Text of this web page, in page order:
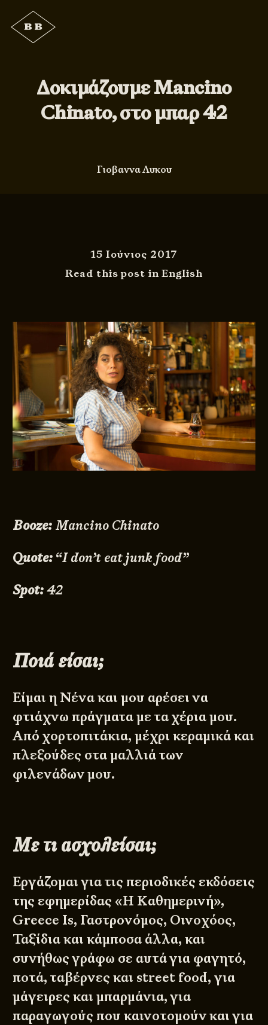
Δοκιμάζουμε Mancino
Chinato, στο μπαρ 42
Γιοβαννα Λυκου
15 Ιούνιος 2017
Read this post in English
Booze:​ Mancino Chinato
Quote: “I don’t eat junk food”
Spot:​42
Ποιά είσαι;
​Είμαι ​η Νένα και μου αρέσει να
φτιάχνω πράγματα με τα χέρια μου.
Από χορτοπιτάκια, μέχρι κεραμικά και
πλεξούδες στα μαλλιά των
φιλενάδων μου.
Με τι ασχολείσαι;
​Εργάζομαι για τις περιοδικές εκδόσεις
της εφημερίδας «Η Καθημερινή»,
Greece Is, Γαστρονόμος, Οινοχόος,
Ταξίδια και κάμποσα άλλα, και
συνήθως γράφω σε αυτά για φαγητό,
ποτά, ταβέρνες και street food, για
μάγειρες και μπαρμάνια, για
παραγωγούς που καινοτομούν και για